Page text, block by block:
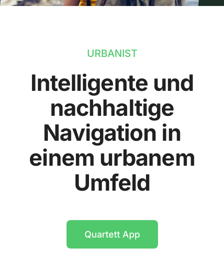
URBANIST
Intelligente und
nachhaltige
Navigation in
einem urbanem
Umfeld
Quartett App